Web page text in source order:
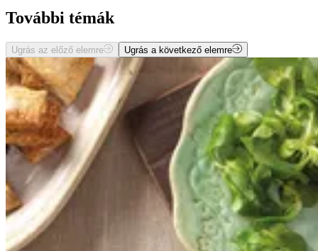
További témák
Ugrás az előző elemre Ugrás a következő elemre